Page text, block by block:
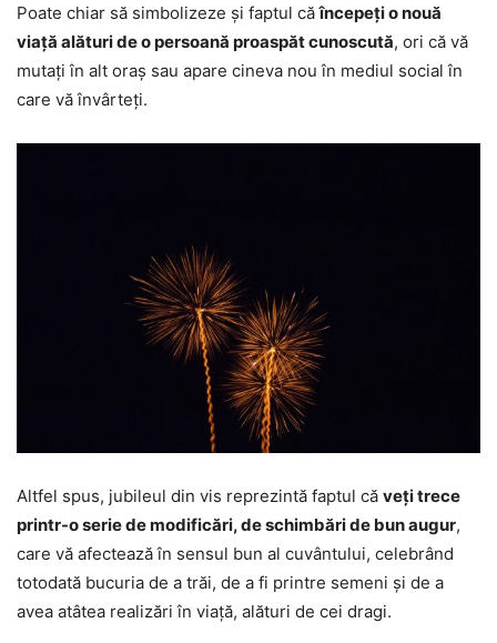
Poate chiar să simbolizeze și faptul căîncepeți o nouă
viață alături de o persoană proaspăt cunoscută, ori că vă
mutați în alt oraș sau apare cineva nou în mediul social în
care vă învârteți.
Altfel spus, jubileul din vis reprezintă faptul că veți trece
printr-o serie de modificări, de schimbări de bun augur,
care vă afectează în sensul bun al cuvântului, celebrând
totodată bucuria de a trăi, de a fi printre semeni și de a
avea atâtea realizări în viață, alături de cei dragi.